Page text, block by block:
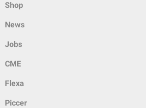
Shop
News
Jobs
CME
Flexa
Piccer